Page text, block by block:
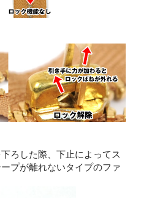
ろした際、下止によってス
プが離れないタイプのファ